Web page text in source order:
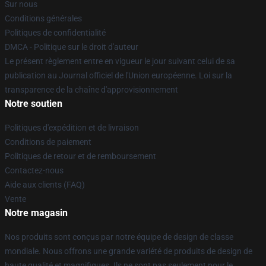
Sur nous
Conditions générales
Politiques de confidentialité
DMCA - Politique sur le droit d'auteur
Le présent règlement entre en vigueur le jour suivant celui de sa
publication au Journal officiel de l'Union européenne. Loi sur la
transparence de la chaîne d'approvisionnement
Notre soutien
Politiques d'expédition et de livraison
Conditions de paiement
Politiques de retour et de remboursement
Contactez-nous
Aide aux clients (FAQ)
Vente
Notre magasin
Nos produits sont conçus par notre équipe de design de classe
mondiale. Nous offrons une grande variété de produits de design de